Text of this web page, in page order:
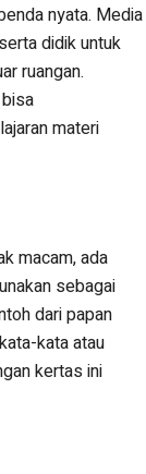
nyata. Media
didik untuk
ruangan.
materi
macam, ada
sebagai
dari papan
kata atau
kertas ini